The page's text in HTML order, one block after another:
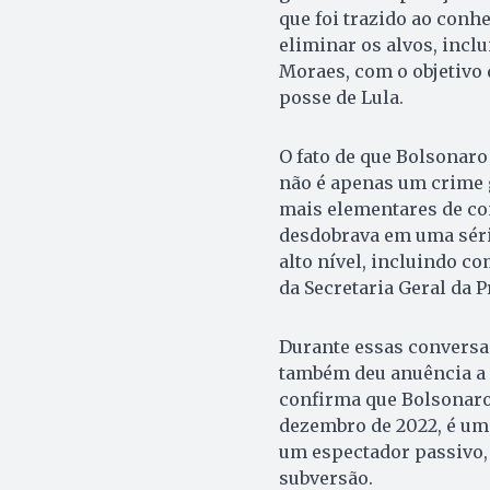
que foi trazido ao
eliminar os alvos,
Moraes, com o
posse de Lula.
O fato de que
não é apenas um
mais elementares de
desdobrava em uma
alto nível, incluindo
da Secretaria Geral da
Durante essas
também deu anuência
confirma que
dezembro de 2022, é
um espectador
subversão.